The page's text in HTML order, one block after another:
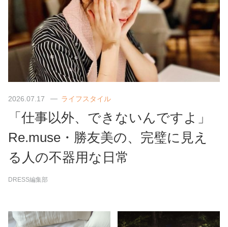
2026.07.17 ライフスタイル
「仕事以外、できないんですよ」
Re.muse・勝友美の、完璧に見え
る人の不器用な日常
DRESS編集部